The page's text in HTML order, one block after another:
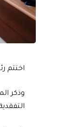
اختتم
وذكر